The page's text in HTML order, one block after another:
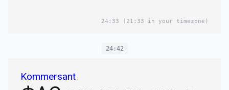
24:33 (21:33 in your timezone)
24:42
Kommersant